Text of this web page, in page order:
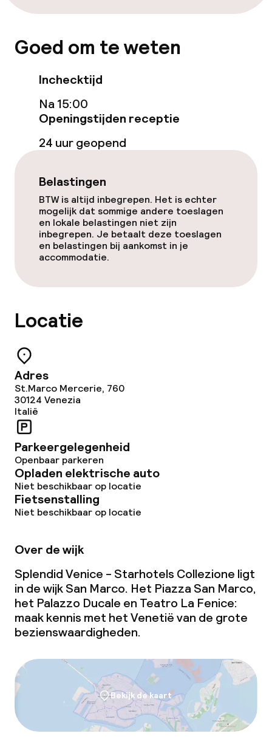
Faciliteiten en diensten voor kinderen
Schoonmaakvoorzieningen
Wasfaciliteiten (wasmachine)
Zakelijke faciliteiten
Vergaderruimte
Beleid
Goed om te weten
Inchecktijd
Na 15:00
Openingstijden receptie
24 uur geopend
Belastingen
BTW is altijd inbegrepen. Het is echter
mogelijk dat sommige andere toeslagen
en lokale belastingen niet zijn
inbegrepen. Je betaalt deze toeslagen
en belastingen bij aankomst in je
accommodatie.
Locatie
Adres
St.Marco Mercerie, 760
30124 Venezia
Italië
Parkeergelegenheid
Openbaar parkeren
Opladen elektrische auto
Niet beschikbaar op locatie
Fietsenstalling
Niet beschikbaar op locatie
Over de wijk
Splendid Venice - Starhotels Collezione ligt
in de wijk San Marco. Het Piazza San Marco,
het Palazzo Ducale en Teatro La Fenice:
maak kennis met het Venetië van de grote
bezienswaardigheden.
Bekijk de kaart